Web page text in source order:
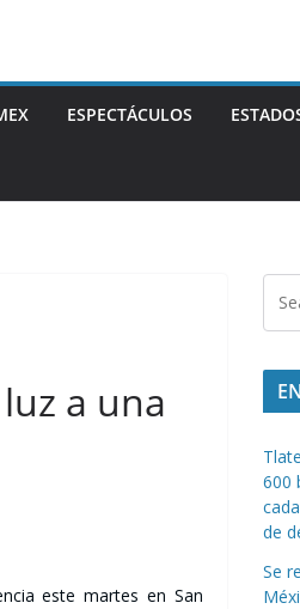
ESPECTÁCULOS
a una
este martes en San
600
de
Se